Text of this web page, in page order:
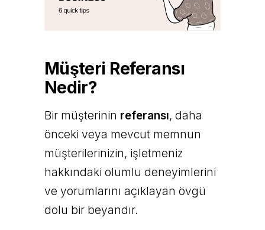
Müşteri Referansı
Nedir?
Bir müşterinin referansı, daha
önceki veya mevcut memnun
müşterilerinizin, işletmeniz
hakkındaki olumlu deneyimlerini
ve yorumlarını açıklayan övgü
dolu bir beyandır.